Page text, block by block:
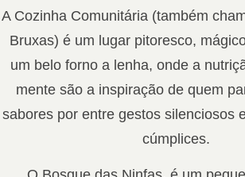
A Cozinha Comunitária (também
Bruxas) é um lugar pitoresco,
um belo forno a lenha, onde a
mente são a inspiração de quem
sabores por entre gestos silenciosos
cúmplices.